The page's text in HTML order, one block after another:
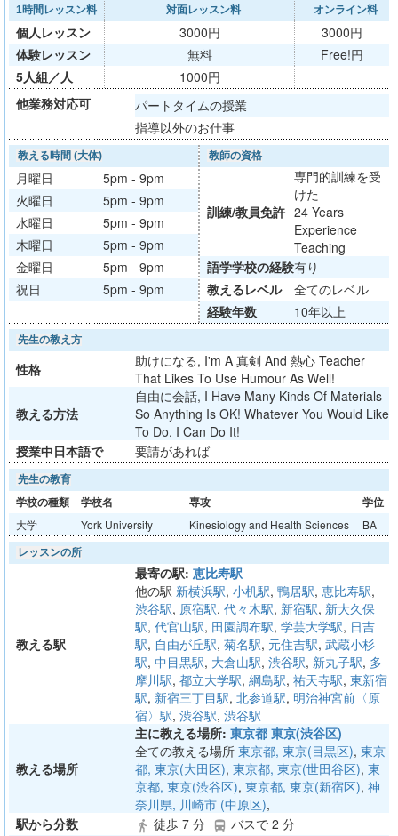
1時間レッスン料 対面レッスン料 オンライン料
個人レッスン 3000円
3000円
体験レッスン
無料
Free!円
5人組／人
1000円
他業務対応可
パートタイムの授業
指導以外のお仕事
教える時間 (大体)
月曜日
5pm - 9pm
火曜日
5pm - 9pm
水曜日
5pm - 9pm
木曜日
5pm - 9pm
金曜日
5pm - 9pm
祝日
5pm - 9pm
教師の資格
訓練/教員免許
専門的訓練を受
けた
24 Years
Experience
Teaching
語学学校の経験有り
教えるレベル
全てのレベル
経験年数
10年以上
先生の教え方
性格
助けになる, I'm A 真剣 And 熱心 Teacher
That Likes To Use Humour As Well!
教える方法
自由に会話, I Have Many Kinds Of Materials
So Anything Is OK! Whatever You Would Like
To Do, I Can Do It!
授業中日本語で
要請があれば
先生の教育
学校の種類 学校名 専攻 学位
大学 York University Kinesiology and Health Sciences BA
レッスンの所
教える駅
最寄の駅: 恵比寿駅
他の駅 新横浜駅, 小机駅, 鴨居駅, 恵比寿駅,
渋谷駅, 原宿駅, 代々木駅, 新宿駅, 新大久保
駅, 代官山駅, 田園調布駅, 学芸大学駅, 日吉
駅, 自由が丘駅, 菊名駅, 元住吉駅, 武蔵小杉
駅, 中目黒駅, 大倉山駅, 渋谷駅, 新丸子駅, 多
摩川駅, 都立大学駅, 綱島駅, 祐天寺駅, 東新宿
駅, 新宿三丁目駅, 北参道駅, 明治神宮前〈原
宿〉駅, 渋谷駅, 渋谷駅
教える場所
主に教える場所: 東京都 東京(渋谷区)
全ての教える場所 東京都, 東京(目黒区), 東京
都, 東京(大田区), 東京都, 東京(世田谷区), 東
京都, 東京(渋谷区), 東京都, 東京(新宿区), 神
奈川県, 川崎市 (中原区),
駅から分数
directions_walk 徒歩 7 分 directions_bus バスで 2 分